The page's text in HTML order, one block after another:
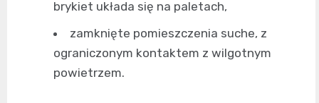
brykiet układa się na paletach,
zamknięte pomieszczenia suche, z
ograniczonym kontaktem z wilgotnym
powietrzem.